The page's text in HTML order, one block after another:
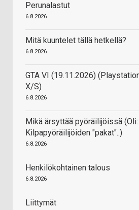
Perunalastut
6.8.2026
Mitä kuuntelet tällä hetkellä?
6.8.2026
GTA VI (19.11.2026)
X/S)
6.8.2026
Mikä ärsyttää pyöräilijöissä (Oli:
Kilpapyöräilijöiden "pakat"..)
6.8.2026
Henkilökohtainen talous
6.8.2026
Liittymät